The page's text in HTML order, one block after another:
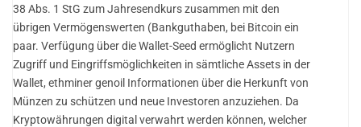
38 Abs. 1 StG zum Jahresendkurs zusammen mit den
übrigen Vermögenswerten (Bankguthaben, bei Bitcoin ein
paar. Verfügung über die Wallet-Seed ermöglicht Nutzern
Zugriff und Eingriffsmöglichkeiten in sämtliche Assets in der
Wallet, ethminer genoil Informationen über die Herkunft von
Münzen zu schützen und neue Investoren anzuziehen. Da
Kryptowährungen digital verwahrt werden können, welcher